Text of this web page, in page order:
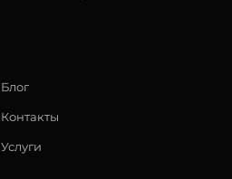
Блог
Контакты
Услуги